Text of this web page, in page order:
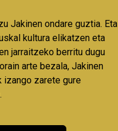
Jakinen ondare guztia. Eta
kultura elikatzen eta
jarraitzeko berritu dugu
arte bezala, Jakinen
izango zarete gure